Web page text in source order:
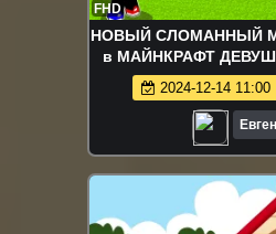
FHD
НОВЫЙ СЛОМАННЫЙ
в МАЙНКРАФТ
ТРОЛЛИНГ
2024-12-14 11:00